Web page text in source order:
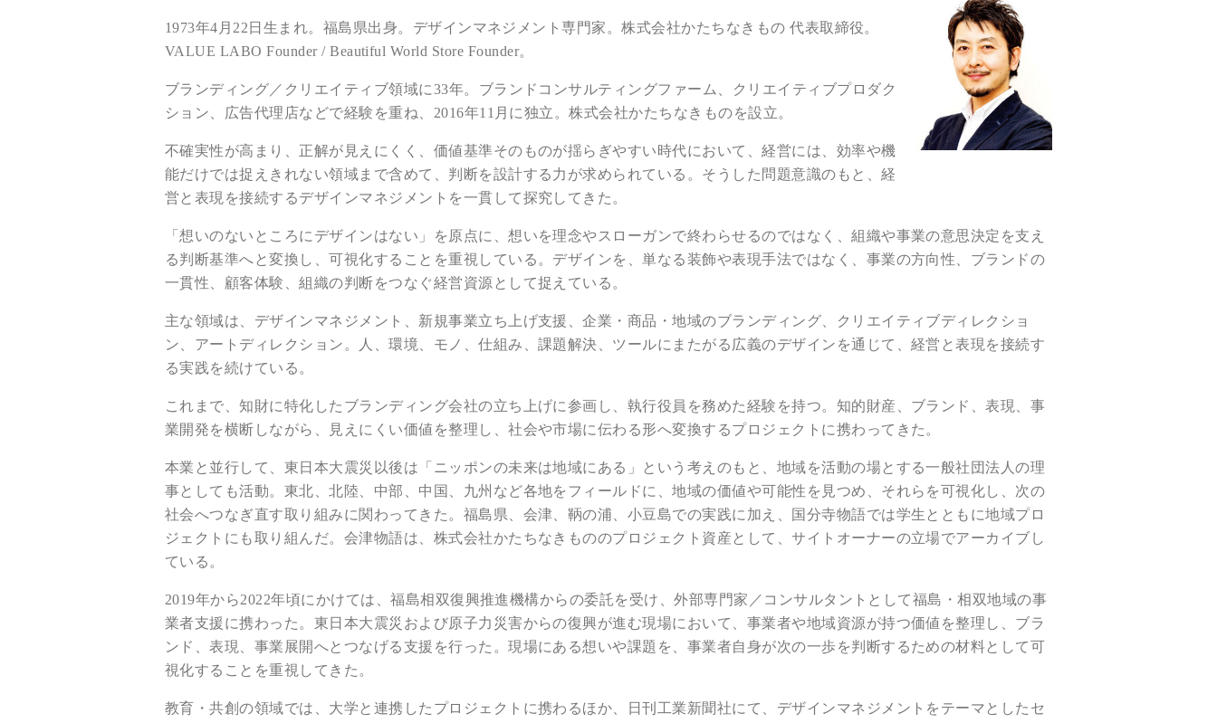
1973年4月22日生まれ。福島県出身。デザインマネジメント専門家。株式会社かたちなきもの 代表取締役。
VALUE LABO Founder / Beautiful World Store Founder。
ブランディング／クリエイティブ領域に33年。ブランドコンサルティングファーム、クリエイティブプロダク
ション、広告代理店などで経験を重ね、2016年11月に独立。株式会社かたちなきものを設立。
不確実性が高まり、正解が見えにくく、価値基準そのものが揺らぎやすい時代において、経営には、効率や機
能だけでは捉えきれない領域まで含めて、判断を設計する力が求められている。そうした問題意識のもと、経
営と表現を接続するデザインマネジメントを一貫して探究してきた。
「想いのないところにデザインはない」を原点に、想いを理念やスローガンで終わらせるのではなく、組織や事業の意思決定を支え
る判断基準へと変換し、可視化することを重視している。デザインを、単なる装飾や表現手法ではなく、事業の方向性、ブランドの
一貫性、顧客体験、組織の判断をつなぐ経営資源として捉えている。
主な領域は、デザインマネジメント、新規事業立ち上げ支援、企業・商品・地域のブランディング、クリエイティブディレクショ
ン、アートディレクション。人、環境、モノ、仕組み、課題解決、ツールにまたがる広義のデザインを通じて、経営と表現を接続す
る実践を続けている。
これまで、知財に特化したブランディング会社の立ち上げに参画し、執行役員を務めた経験を持つ。知的財産、ブランド、表現、事
業開発を横断しながら、見えにくい価値を整理し、社会や市場に伝わる形へ変換するプロジェクトに携わってきた。
本業と並行して、東日本大震災以後は「ニッポンの未来は地域にある」という考えのもと、地域を活動の場とする一般社団法人の理
事としても活動。東北、北陸、中部、中国、九州など各地をフィールドに、地域の価値や可能性を見つめ、それらを可視化し、次の
社会へつなぎ直す取り組みに関わってきた。福島県、会津、鞆の浦、小豆島での実践に加え、国分寺物語では学生とともに地域プロ
ジェクトにも取り組んだ。会津物語は、株式会社かたちなきもののプロジェクト資産として、サイトオーナーの立場でアーカイブし
ている。
2019年から2022年頃にかけては、福島相双復興推進機構からの委託を受け、外部専門家／コンサルタントとして福島・相双地域の事
業者支援に携わった。東日本大震災および原子力災害からの復興が進む現場において、事業者や地域資源が持つ価値を整理し、ブラ
ンド、表現、事業展開へとつなげる支援を行った。現場にある想いや課題を、事業者自身が次の一歩を判断するための材料として可
視化することを重視してきた。
教育・共創の領域では、大学と連携したプロジェクトに携わるほか、日刊工業新聞社にて、デザインマネジメントをテーマとしたセ